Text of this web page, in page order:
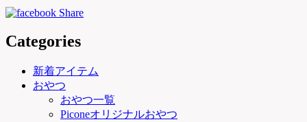
Categories
新着アイテム
おやつ
おやつ一覧
Piconeオリジナルおやつ